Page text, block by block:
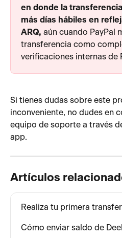
en donde la
más días hábiles en
ARQ, aún cuando PayPal
transferencia como
verificaciones internas de
Si tienes dudas sobre este
inconveniente, no dudes en
equipo de soporte a través
app.
Artículos
Realiza tu primera
Cómo enviar saldo de